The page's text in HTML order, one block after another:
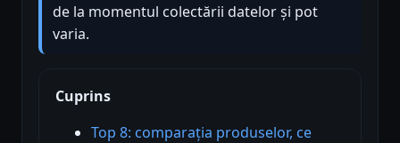
de la momentul colectării datelor și pot
varia.
Cuprins
Top 8: comparația produselor, ce